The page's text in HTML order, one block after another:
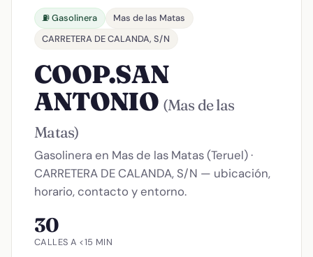
⛽ Gasolinera
Mas de las Matas
CARRETERA DE CALANDA, S/N
COOP.SAN
ANTONIO (Mas de las
Matas)
Gasolinera en Mas de las Matas (Teruel) ·
CARRETERA DE CALANDA, S/N — ubicación,
horario, contacto y entorno.
30
CALLES A <15 MIN